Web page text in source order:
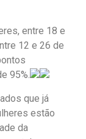
entre 18 e
12 e 26 de
95%.
que já
estão
da